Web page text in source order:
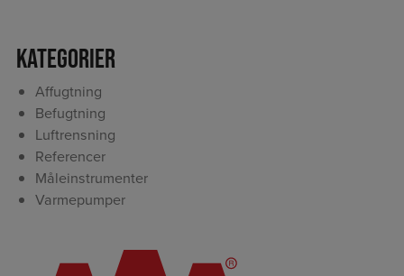
Kategorier
Affugtning
Befugtning
Luftrensning
Referencer
Måleinstrumenter
Varmepumper